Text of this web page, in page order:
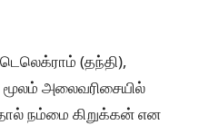
(தந்தி),
அலைவரிசையில்
நம்மை கிறுக்கன் என